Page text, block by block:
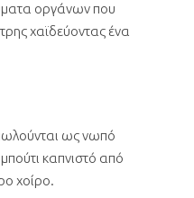
οργάνων που
χαϊδεύοντας ένα
ως νωπό
καπνιστό από
χοίρο.